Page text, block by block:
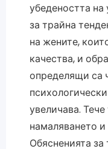
убедеността на
за трайна
на жените,
качества, и
определящи са
увеличава.
намаляването и
Обясненията за